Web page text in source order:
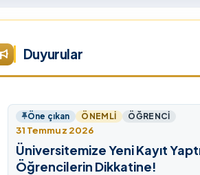
Duyurular
Öne çıkan ÖNEMLI ÖĞRENCI
31 Temmuz 2026
Üniversitemize Yeni Kayıt
Öğrencilerin Dikkatine!